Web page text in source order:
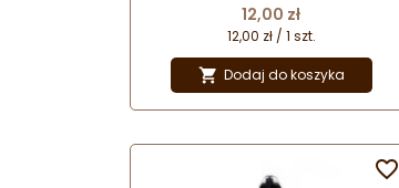
Cena
12,00 zł
12,00 zł / 1 szt.
 Dodaj do koszyka
